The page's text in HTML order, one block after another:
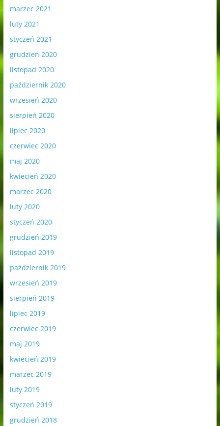
marzec 2021
luty 2021
styczeń 2021
grudzień 2020
listopad 2020
październik 2020
wrzesień 2020
sierpień 2020
lipiec 2020
czerwiec 2020
maj 2020
kwiecień 2020
marzec 2020
luty 2020
styczeń 2020
grudzień 2019
listopad 2019
październik 2019
wrzesień 2019
sierpień 2019
lipiec 2019
czerwiec 2019
maj 2019
kwiecień 2019
marzec 2019
luty 2019
styczeń 2019
grudzień 2018